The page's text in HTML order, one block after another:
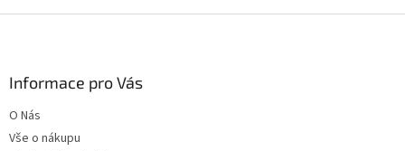
v
Informace pro Vás
O Nás
Vše o nákupu